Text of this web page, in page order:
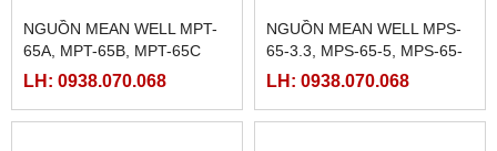
NGUỒN MEAN WELL MPT-
65A, MPT-65B, MPT-65C
LH: 0938.070.068
NGUỒN MEAN WELL MPS-
65-3.3, MPS-65-5, MPS-65-
7.5, MPS-65-12, MPS-65-15,
MPS-65
LH: 0938.070.068